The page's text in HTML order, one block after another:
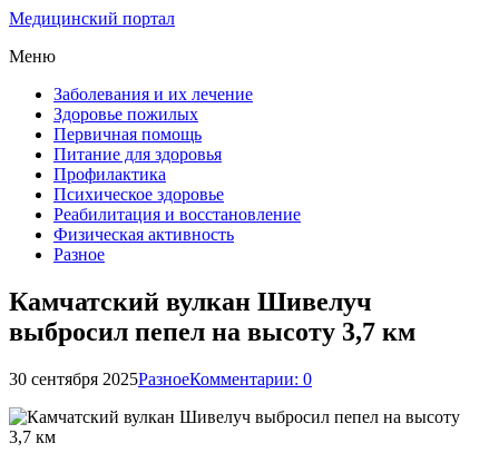
Медицинский портал
Меню
Заболевания и их лечение
Здоровье пожилых
Первичная помощь
Питание для здоровья
Профилактика
Психическое здоровье
Реабилитация и восстановление
Физическая активность
Разное
Камчатский вулкан Шивелуч
выбросил пепел на высоту 3,7 км
30 сентября 2025РазноеКомментарии: 0